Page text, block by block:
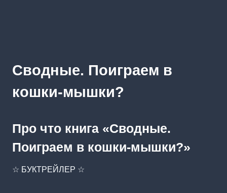
Сводные. Поиграем в
кошки-мышки?
Про что книга «Сводные.
Поиграем в кошки-мышки?»
☆ БУКТРЕЙЛЕР ☆